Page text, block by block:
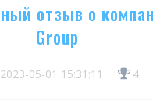
отзыв о
Group
2023-05-01 15:31:11 4